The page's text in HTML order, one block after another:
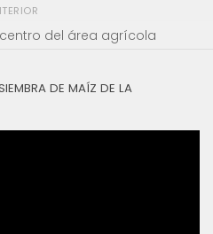
del área agrícola
DE MAÍZ DE LA